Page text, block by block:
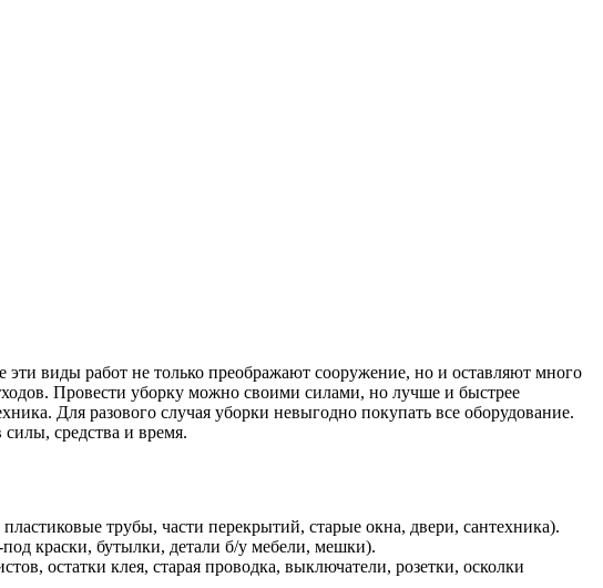
виды работ не только преображают сооружение, но и оставляют много
Провести уборку можно своими силами, но лучше и быстрее
Для разового случая уборки невыгодно покупать все оборудование.
средства и время.
трубы, части перекрытий, старые окна, двери, сантехника).
краски, бутылки, детали б/у мебели, мешки).
остатки клея, старая проводка, выключатели, розетки, осколки